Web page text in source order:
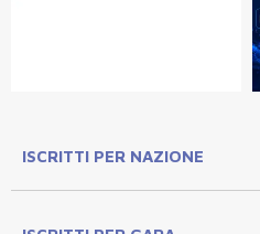
ISCRITTI PER NAZIONE